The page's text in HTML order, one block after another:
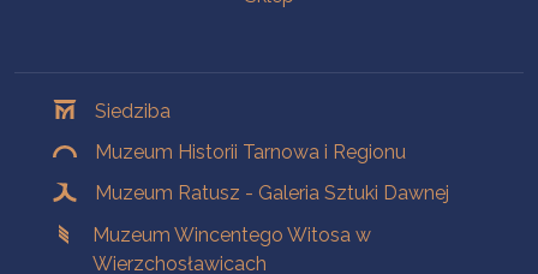
Siedziba
Muzeum Historii Tarnowa i Regionu
Muzeum Ratusz - Galeria Sztuki Dawnej
Muzeum Wincentego Witosa w
Wierzchosławicach